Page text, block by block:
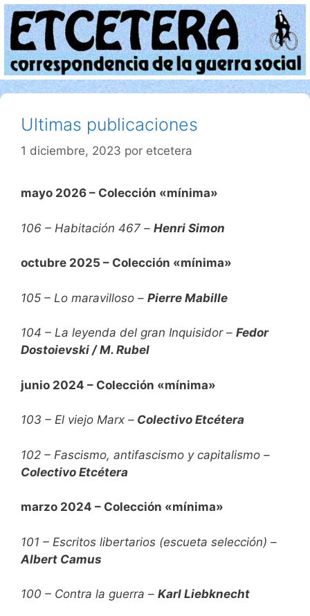
Saltar
al
contenido
Ultimas publicaciones
1 diciembre, 2023 por etcetera
mayo 2026 – Colección «mínima»
106 – Habitación 467 – Henri Simon
octubre 2025 – Colección «mínima»
105 – Lo maravilloso – Pierre Mabille
104 – La leyenda del gran Inquisidor – Fedor
Dostoievski / M. Rubel
junio 2024 – Colección «mínima»
103 – El viejo Marx – Colectivo Etcétera
102 – Fascismo, antifascismo y capitalismo –
Colectivo Etcétera
marzo 2024 – Colección «mínima»
101 – Escritos libertarios (escueta selección) –
Albert Camus
100 – Contra la guerra – Karl Liebknecht